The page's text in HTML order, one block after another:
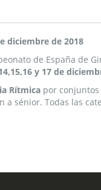
diciembre de 2018
de España de
y 17 de
Rítmica por
sénior. Todas las